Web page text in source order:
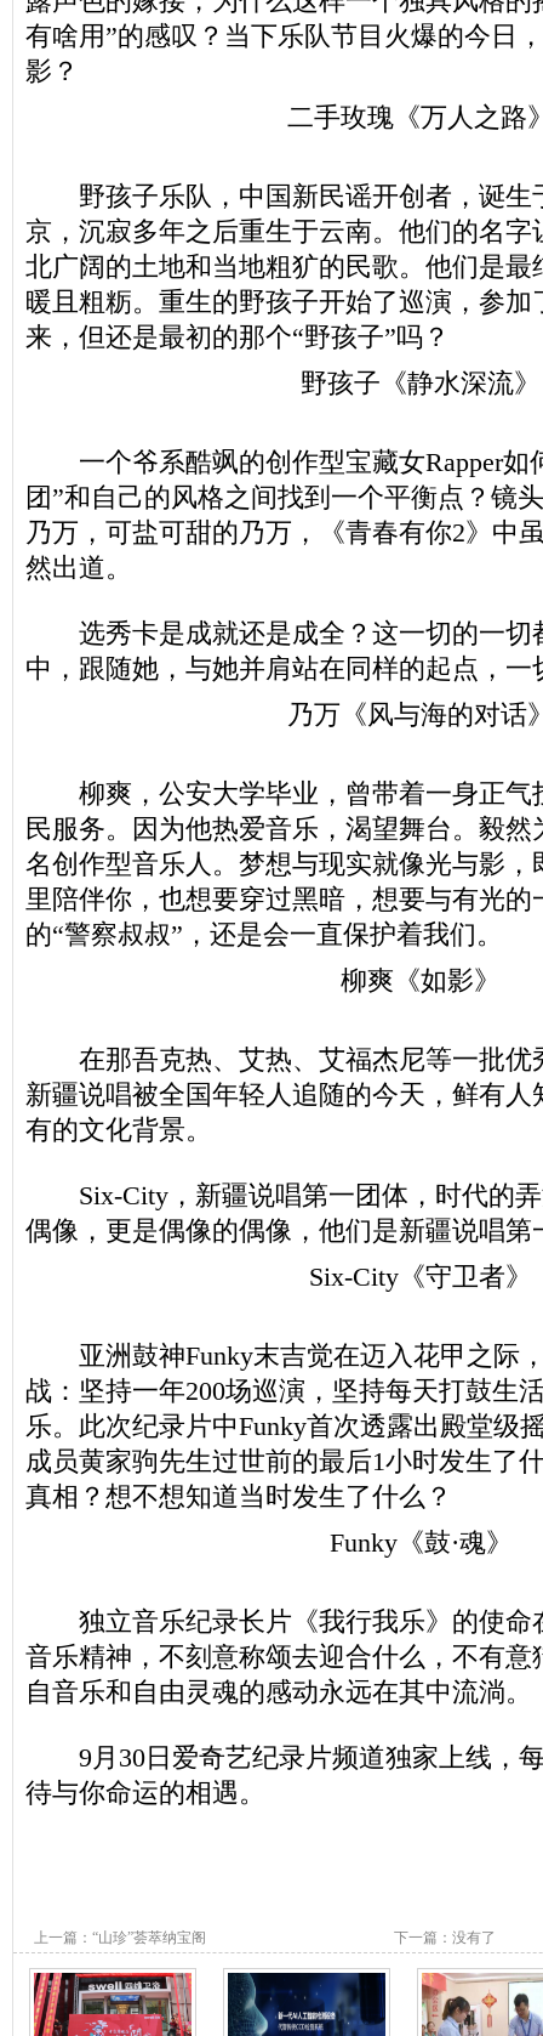
有啥用”的感叹？当下乐队节目火爆的今日
影？
二手玫瑰《万人之路
野孩子乐队，中国新民谣开创者，诞生
京，沉寂多年之后重生于云南。他们的名
北广阔的土地和当地粗犷的民歌。他们是最
暖且粗粝。重生的野孩子开始了巡演，参
来，但还是最初的那个“野孩子”吗？
野孩子《静水深流》
一个爷系酷飒的创作型宝藏女Rapper如
团”和自己的风格之间找到一个平衡点？镜
乃万，可盐可甜的乃万，《青春有你2》中
然出道。
选秀卡是成就还是成全？这一切的一切
中，跟随她，与她并肩站在同样的起点，
乃万《风与海的对话
柳爽，公安大学毕业，曾带着一身正气
民服务。因为他热爱音乐，渴望舞台。毅
名创作型音乐人。梦想与现实就像光与影，
里陪伴你，也想要穿过黑暗，想要与有光
的“警察叔叔”，还是会一直保护着我们。
柳爽《如影》
在那吾克热、艾热、艾福杰尼等一批优
新疆说唱被全国年轻人追随的今天，鲜有
有的文化背景。
Six-City，新疆说唱第一团体，时代的弄
偶像，更是偶像的偶像，他们是新疆说唱第
Six-City《守卫者》
亚洲鼓神Funky末吉觉在迈入花甲之际
战：坚持一年200场巡演，坚持每天打鼓生
乐。此次纪录片中Funky首次透露出殿堂级
成员黄家驹先生过世前的最后1小时发生了
真相？想不想知道当时发生了什么？
Funky《鼓·魂》
独立音乐纪录长片《我行我乐》的使命
音乐精神，不刻意称颂去迎合什么，不有意
自音乐和自由灵魂的感动永远在其中流淌。
9月30日爱奇艺纪录片频道独家上线，每
待与你命运的相遇。
上一篇： “山珍”荟萃纳宝阁 下一篇：没有了